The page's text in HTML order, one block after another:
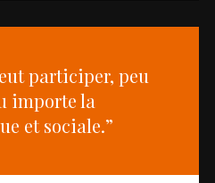
participer, peu
importe la
et sociale.”